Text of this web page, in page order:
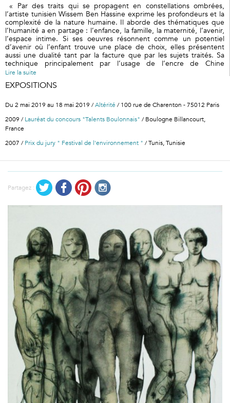
« Par des traits qui se propagent en constellations ombrées,
l’artiste tunisien Wissem Ben Hassine exprime les profondeurs et la
complexité de la nature humaine. Il aborde des thématiques que
l’humanité a en partage : l’enfance, la famille, la maternité, l’avenir,
l’espace intime. Si ses oeuvres résonnent comme un potentiel
d’avenir où l’enfant trouve une place de choix, elles présentent
aussi une dualité tant par la facture que par les sujets traités. Sa
technique principalement par l’usage de l’encre de Chine
manifeste une certaine radicalité de l’expression artistique, entre
dessin se fait précis puis l’encre fuse et se développe dans
divers repentis blancs stabilisent ce flux d’énergie et illuminent les
omniprésent car il structure l’espace et le construit. Il s’amalgame
parfois pour créer des mondes représentés sous la forme de bulle
toute la complexité de la nature humaine qui surgit dans son
a été exposée tant en France qu'à l’étranger. »
Lire la suite
EXPOSITIONS
Du 2 mai 2019 au 18 mai 2019 /Altérité / 100 rue de Charenton - 75012 Paris
2009 /Lauréat du concours "Talents Boulonnais" / Boulogne Billancourt,
France
2007 /Prix du jury " Festival de l'environnement " / Tunis, Tunisie
Partagez :